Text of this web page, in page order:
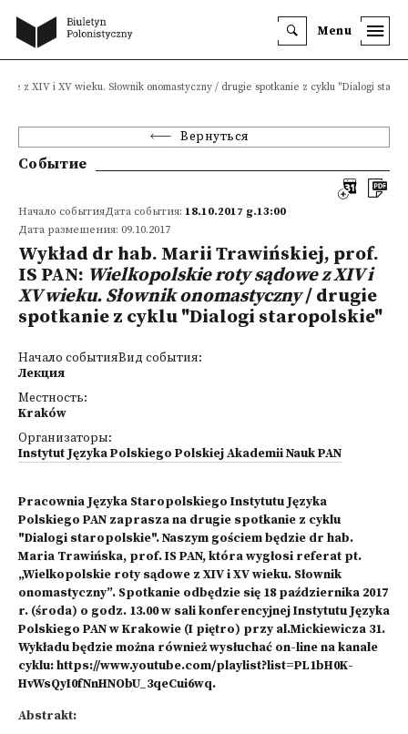
Menu
z XIV i XV wieku. Słownik onomastyczny / drugie spotkanie z cyklu "Dialogi
Вернуться
Событие
Начало событияДата события: 18.10.2017 g.13:00
Дата размещения: 09.10.2017
Wykład dr hab. Marii Trawińskiej, prof.
IS PAN: Wielkopolskie roty sądowe z XIV i
XV wieku. Słownik onomastyczny/ drugie
spotkanie z cyklu "Dialogi staropolskie"
Начало событияВид события:
Лекция
Местность:
Kraków
Организаторы:
Instytut Języka Polskiego Polskiej Akademii Nauk PAN
Pracownia Języka Staropolskiego Instytutu Języka
Polskiego PAN zaprasza na drugie spotkanie z cyklu
"Dialogi staropolskie". Naszym gościem będzie dr hab.
Maria Trawińska, prof. IS PAN, która wygłosi referat pt.
„Wielkopolskie roty sądowe z XIV i XV wieku. Słownik
onomastyczny”. Spotkanie odbędzie się 18 października 2017
r. (środa) o godz. 13.00 w sali konferencyjnej Instytutu Języka
Polskiego PAN w Krakowie (I piętro) przy al.Mickiewicza 31.
Wykładu będzie można również wysłuchać on-line na kanale
cyklu:https://www.youtube.com/playlist?list=PL1bH0K-
HvWsQyI0fNnHNObU_3qeCui6wq.
Abstrakt: